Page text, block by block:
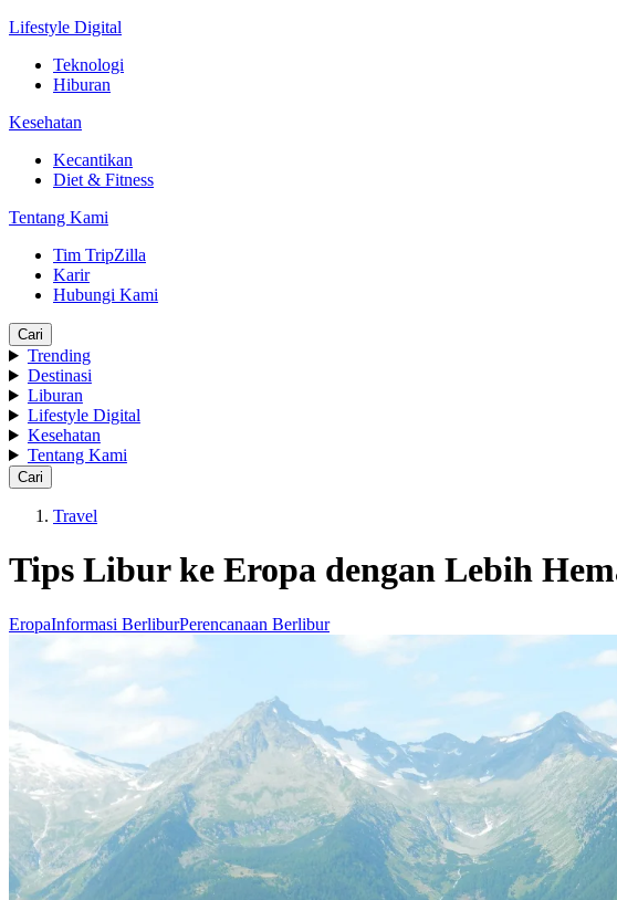
Lifestyle Digital
Teknologi
Hiburan
Kesehatan
Kecantikan
Diet & Fitness
Tentang Kami
Tim TripZilla
Karir
Hubungi Kami
Cari
Trending
Destinasi
Liburan
Lifestyle Digital
Kesehatan
Tentang Kami
Cari
Travel
Tips Libur ke Eropa dengan Lebih
EropaInformasi BerliburPerencanaan Berlibur